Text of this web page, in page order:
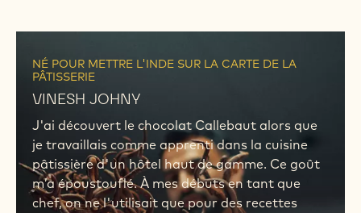
NÉ POUR METTRE L'INDE SUR LA CARTE DE LA
PÂTISSERIE
VINESH JOHNY
J'ai découvert le chocolat Callebaut alors que
je travaillais comme apprenti dans la cuisine
pâtissière d'un hôtel haut de gamme. Ce goût
m’a époustouflé. À mes débuts en tant que
chef, on ne l'utilisait que pour des recettes